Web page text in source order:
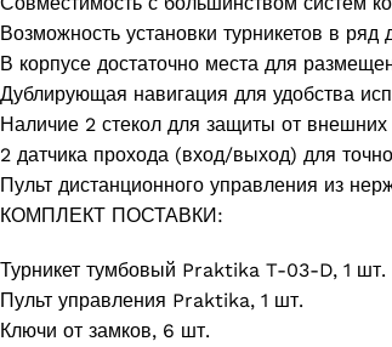
Возможность установки турникетов в
В корпусе достаточно места для
Дублирующая навигация для удобства
Наличие 2 стекол для защиты от внешних
2 датчика прохода (вход/выход) для
Пульт дистанционного управления из
КОМПЛЕКТ ПОСТАВКИ:
Турникет тумбовый Praktika T-03-D, 1 шт.
Пульт управления Praktika, 1 шт.
Ключи от замков, 6 шт.